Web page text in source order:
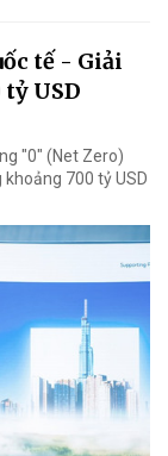
tế - Giải
USD
"0" (Net Zero)
700 tỷ USD